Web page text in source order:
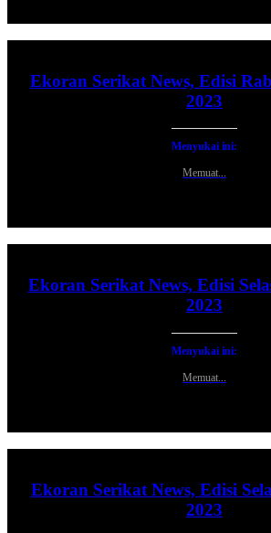
Ekoran Serikat News, Edisi
2023
Menyukai ini:
Memuat...
Ekoran Serikat News, Edisi
2023
Menyukai ini:
Memuat...
Ekoran Serikat News, Edisi
2023